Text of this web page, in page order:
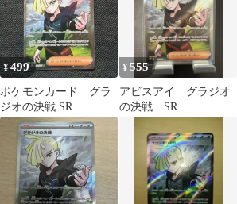
¥499
ポケモンカード グラ
ジオの決戦 SR
¥555
アビスアイ グラジオ
の決戦 SR